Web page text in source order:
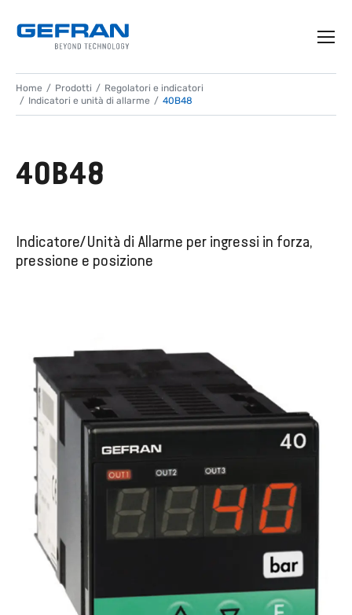
Home Prodotti
Regolatori e indicatori
Indicatori e unità di allarme
40B48
40B48
Indicatore/Unità di Allarme per ingressi in forza,
pressione e posizione